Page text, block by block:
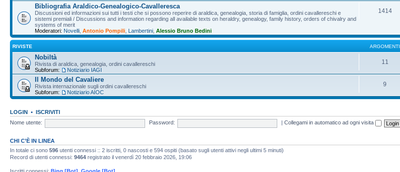
Bibliografia Araldico-Genealogico-Cavalleresca
Discussioni ed informazioni sui tutti i testi che si possono reperire di araldica, genealogia, storia di famiglia, ordini cavallereschi e
sistemi premiali / Discussions and information regarding all available texts on heraldry, genealogy, family history, orders of chivalry and
systems of merit
Moderatori: Novelli Antonio Pompili Lambertini Alessio Bruno Bedini
1414
RIVISTE ARGOMENTI
Nobiltà
Rivista di araldica, genealogia, ordini cavallereschi
Subforum:
Notiziario IAGI
11
Il Mondo del Cavaliere
Rivista internazionale sugli ordini cavallereschi
Subforum:
Notiziario AIOC
9
LOGIN • ISCRIVITI
Nome utente:
Password: |Collegami in automatico ad ogni visita
CHI C’È IN LINEA
In totale ci sono 596 utenti connessi :: 2 iscritti, 0 nascosti e 594 ospiti (basato sugli utenti attivi negli ultimi 5 minuti)
Record di utenti connessi: 9464 registrato il venerdì 20 febbraio 2026, 19:06
Iscritti connessi: Bing [Bot] Google [Bot]